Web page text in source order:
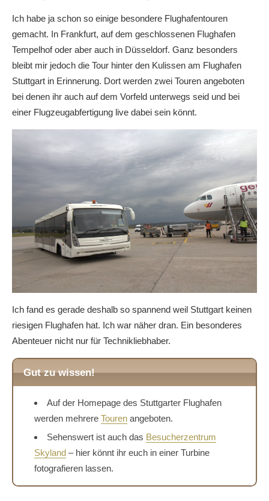
Ich habe ja schon so einige besondere Flughafentouren
gemacht. In Frankfurt, auf dem geschlossenen Flughafen
Tempelhof oder aber auch in Düsseldorf. Ganz besonders
bleibt mir jedoch die Tour hinter den Kulissen am Flughafen
Stuttgart in Erinnerung. Dort werden zwei Touren angeboten
bei denen ihr auch auf dem Vorfeld unterwegs seid und bei
einer Flugzeugabfertigung live dabei sein könnt.
Ich fand es gerade deshalb so spannend weil Stuttgart keinen
riesigen Flughafen hat. Ich war näher dran. Ein besonderes
Abenteuer nicht nur für Technikliebhaber.
Gut zu wissen!
Auf der Homepage des Stuttgarter Flughafen
werden mehrere Touren angeboten.
Sehenswert ist auch das Besucherzentrum
Skyland – hier könnt ihr euch in einer Turbine
fotografieren lassen.